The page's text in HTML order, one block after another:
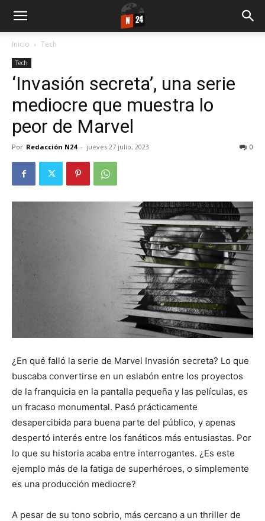
Inicio Tech
Tech
‘Invasión secreta’, una serie
mediocre que muestra lo
peor de Marvel
Por Redacción N24 - jueves 27 julio, 2023 0
¿En qué falló la serie de Marvel Invasión secreta? Lo que
buscaba convertirse en un eslabón entre los proyectos
de la franquicia en la pantalla pequeña y las películas, es
un fracaso monumental. Pasó prácticamente
desapercibida para buena parte del público, y apenas
despertó interés entre los fanáticos más entusiastas. Por
lo que su historia acaba entre interrogantes. ¿Es este
ejemplo más de la fatiga de superhéroes, o simplemente
es una producción mediocre?
A pesar de su tono sobrio, más cercano a un thriller de